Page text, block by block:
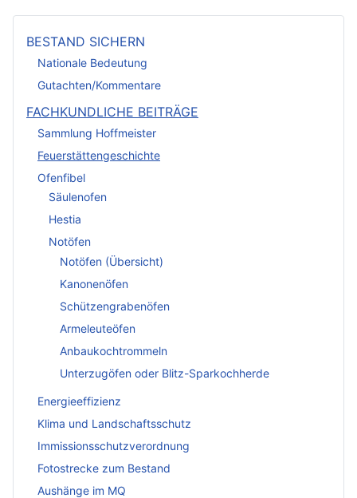
BESTAND SICHERN
Nationale Bedeutung
Gutachten/Kommentare
FACHKUNDLICHE BEITRÄGE
Sammlung Hoffmeister
Feuerstättengeschichte
Ofenfibel
Säulenofen
Hestia
Notöfen
Notöfen (Übersicht)
Kanonenöfen
Schützengrabenöfen
Armeleuteöfen
Anbaukochtrommeln
Unterzugöfen oder Blitz-Sparkochherde
Energieeffizienz
Klima und Landschaftsschutz
Immissionsschutzverordnung
Fotostrecke zum Bestand
Aushänge im MQ